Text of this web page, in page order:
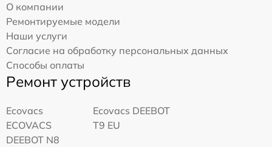
О компании
Ремонтируемые модели
Наши услуги
Согласие на обработку персональных данных
Способы оплаты
Ремонт устройств
Ecovacs
ECOVACS
DEEBOT N8
Ecovacs DEEBOT
T9 EU